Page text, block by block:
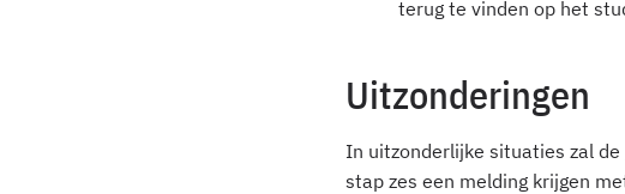
terug te vinden op het
Uitzonderingen
In uitzonderlijke situaties zal
stap zes een melding krijgen